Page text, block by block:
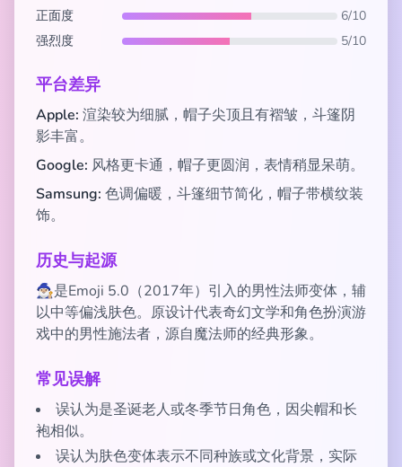
正面度
6/10
强烈度
5/10
平台差异
Apple: 渲染较为细腻，帽子尖顶且有褶皱，斗篷阴
影丰富。
Google: 风格更卡通，帽子更圆润，表情稍显呆萌。
Samsung: 色调偏暖，斗篷细节简化，帽子带横纹装
饰。
历史与起源
🧙🏼‍♂️是Emoji 5.0（2017年）引入的男性法师变体，辅
以中等偏浅肤色。原设计代表奇幻文学和角色扮演游
戏中的男性施法者，源自魔法师的经典形象。
常见误解
误认为是圣诞老人或冬季节日角色，因尖帽和长
袍相似。
误认为肤色变体表示不同种族或文化背景，实际